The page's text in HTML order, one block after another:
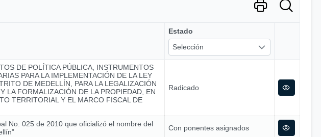
Estado
Selección
DE POLÍTICA PÚBLICA, INSTRUMENTOS
PARA LA IMPLEMENTACIÓN DE LA LEY
DE MEDELLÍN, PARA LA LEGALIZACIÓN
LA FORMALIZACIÓN DE LA PROPIEDAD, EN
TERRITORIAL Y EL MARCO FISCAL DE
Radicado
No. 025 de 2010 que oficializó el nombre del
Con ponentes asignados